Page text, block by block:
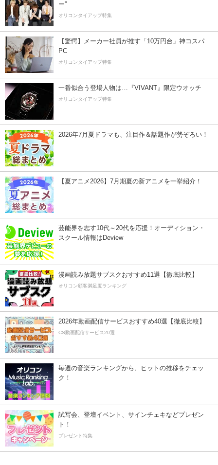
ー”
オリコンタイアップ特集
【驚愕】メーカー社員が推す「10万円台」神コスパ
PC
オリコンタイアップ特集
一番似合う登場人物は…『VIVANT』限定ウオッチ
オリコンタイアップ特集
2026年7月夏ドラマも、注目作＆話題作が勢ぞろい！
【夏アニメ2026】7月期夏の新アニメを一挙紹介！
芸能界を志す10代～20代を応援！オーディション・
スクール情報はDeview
漫画読み放題サブスクおすすめ11選【徹底比較】
オリコン顧客満足度ランキング
2026年動画配信サービスおすすめ40選【徹底比較】
CS動画配信サービス20選
毎週の音楽ランキングから、ヒットの推移をチェッ
ク！
試写会、登壇イベント、サインチェキなどプレゼン
ト！
プレゼント特集